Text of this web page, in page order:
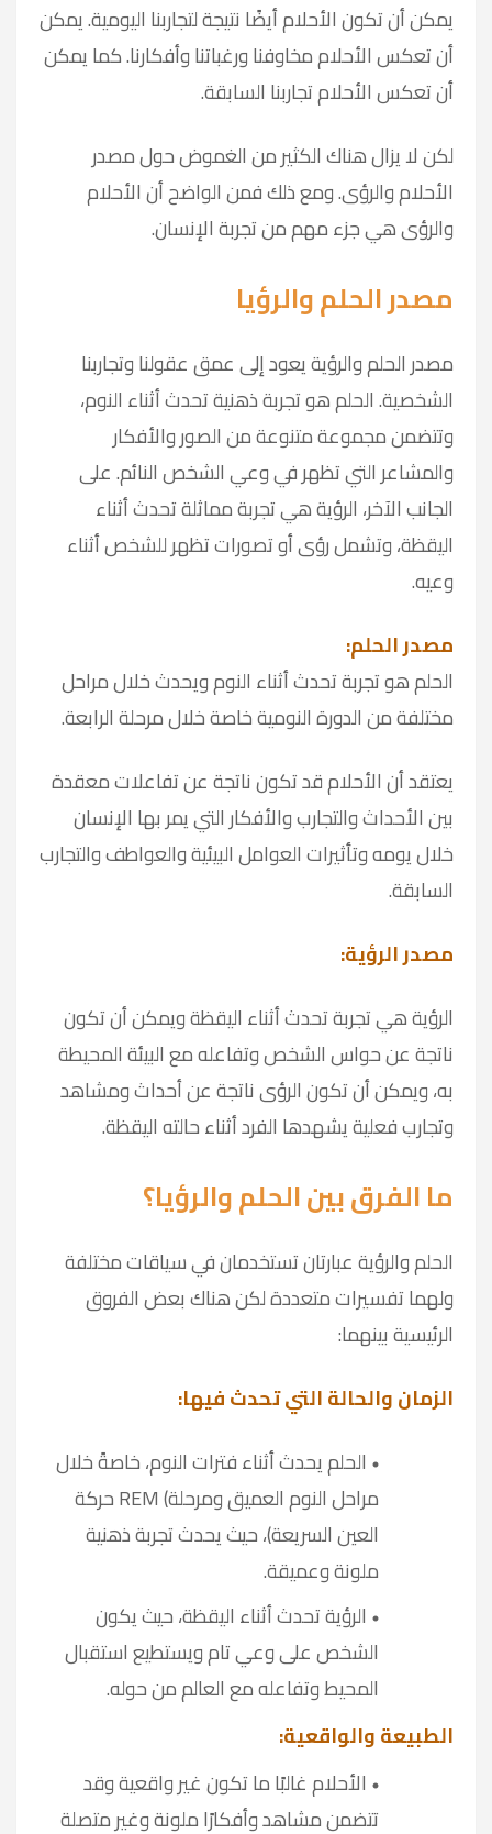
يمكن أن تكون الأحلام أيضًا نتيجة لتجاربنا اليومية. يمكن
أن تعكس الأحلام مخاوفنا ورغباتنا وأفكارنا. كما يمكن
أن تعكس الأحلام تجاربنا السابقة.
لكن لا يزال هناك الكثير من الغموض حول مصدر
الأحلام والرؤى. ومع ذلك فمن الواضح أن الأحلام
والرؤى هي جزء مهم من تجربة الإنسان.
مصدر الحلم والرؤيا
مصدر الحلم والرؤية يعود إلى عمق عقولنا وتجاربنا
الشخصية. الحلم هو تجربة ذهنية تحدث أثناء النوم،
وتتضمن مجموعة متنوعة من الصور والأفكار
والمشاعر التي تظهر في وعي الشخص النائم. على
الجانب الآخر، الرؤية هي تجربة مماثلة تحدث أثناء
اليقظة، وتشمل رؤى أو تصورات تظهر للشخص أثناء
وعيه.
مصدر الحلم:
الحلم هو تجربة تحدث أثناء النوم ويحدث خلال مراحل
مختلفة من الدورة النومية خاصة خلال مرحلة الرابعة.
يعتقد أن الأحلام قد تكون ناتجة عن تفاعلات معقدة
بين الأحداث والتجارب والأفكار التي يمر بها الإنسان
خلال يومه وتأثيرات العوامل البيئية والعواطف والتجارب
السابقة.
مصدر الرؤية:
الرؤية هي تجربة تحدث أثناء اليقظة ويمكن أن تكون
ناتجة عن حواس الشخص وتفاعله مع البيئة المحيطة
به، ويمكن أن تكون الرؤى ناتجة عن أحداث ومشاهد
وتجارب فعلية يشهدها الفرد أثناء حالته اليقظة.
ما الفرق بين الحلم والرؤيا؟
الحلم والرؤية عبارتان تستخدمان في سياقات مختلفة
ولهما تفسيرات متعددة لكن هناك بعض الفروق
الرئيسية بينهما:
الزمان والحالة التي تحدث فيها:
الحلم يحدث أثناء فترات النوم، خاصةً خلال
مراحل النوم العميق ومرحلةREM (حركة
العين السريعة)، حيث يحدث تجربة ذهنية
ملونة وعميقة.
الرؤية تحدث أثناء اليقظة، حيث يكون
الشخص على وعي تام ويستطيع استقبال
المحيط وتفاعله مع العالم من حوله.
الطبيعة والواقعية:
الأحلام غالبًا ما تكون غير واقعية وقد
تتضمن مشاهد وأفكارًا ملونة وغير متصلة